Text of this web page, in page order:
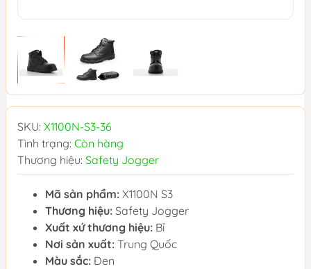
SKU: X1100N-S3-36
Tình trạng: Còn hàng
Thương hiệu: Safety Jogger
Mã sản phẩm: X1100N S3
Thương hiệu: Safety Jogger
Xuất xứ thương hiệu: Bỉ
Nơi sản xuất: Trung Quốc
Màu sắc: Đen